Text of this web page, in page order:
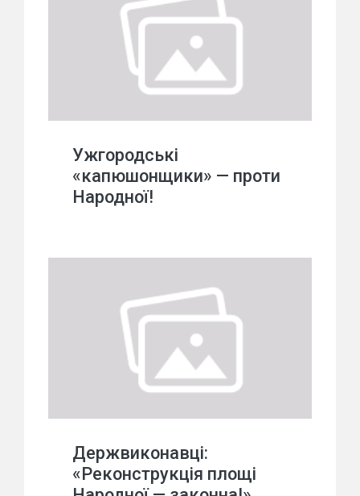
Ужгородські
«капюшонщики» — проти
Народної!
Держвиконавці:
«Реконструкція площі